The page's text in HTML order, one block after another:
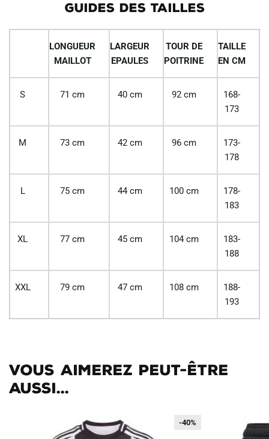
GUIDES DES TAILLES
LONGUEUR
MAILLOT
LARGEUR
EPAULES
TOUR DE
POITRINE
TAILLE
EN CM
S 71 cm 40 cm 92 cm
168-
173
M 73 cm 42 cm 96 cm
173-
178
L 75 cm 44 cm 100 cm
178-
183
XL 77 cm 45 cm 104 cm
183-
188
XXL 79 cm 47 cm 108 cm
188-
193
Vous aimerez peut-être
aussi...
-40%
-40%